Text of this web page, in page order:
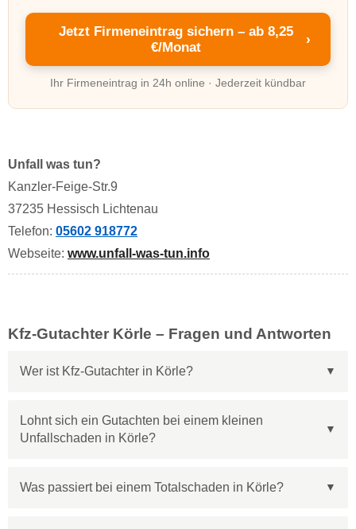
Jetzt Firmeneintrag sichern – ab 8,25
€/Monat
›
Ihr Firmeneintrag in 24h online · Jederzeit kündbar
Unfall was tun?
Kanzler-Feige-Str.9
37235 Hessisch Lichtenau
Telefon: 05602 918772
Webseite: www.unfall-was-tun.info
Kfz-Gutachter Körle – Fragen und Antworten
Wer ist Kfz-Gutachter in Körle?
Lohnt sich ein Gutachten bei einem kleinen
Unfallschaden in Körle?
Was passiert bei einem Totalschaden in Körle?